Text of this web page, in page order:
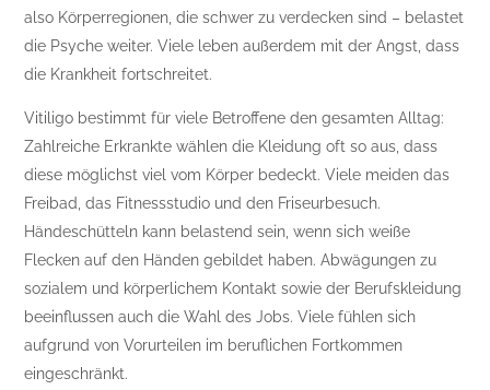
also Körperregionen, die schwer zu verdecken sind – belastet
die Psyche weiter. Viele leben außerdem mit der Angst, dass
die Krankheit fortschreitet.
Vitiligo bestimmt für viele Betroffene den gesamten Alltag:
Zahlreiche Erkrankte wählen die Kleidung oft so aus, dass
diese möglichst viel vom Körper bedeckt. Viele meiden das
Freibad, das Fitnessstudio und den Friseurbesuch.
Händeschütteln kann belastend sein, wenn sich weiße
Flecken auf den Händen gebildet haben. Abwägungen zu
sozialem und körperlichem Kontakt sowie der Berufskleidung
beeinflussen auch die Wahl des Jobs. Viele fühlen sich
aufgrund von Vorurteilen im beruflichen Fortkommen
eingeschränkt.